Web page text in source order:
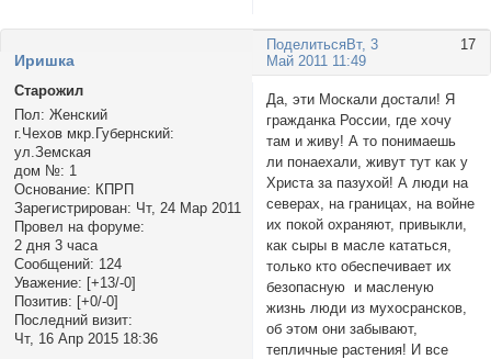
Поделиться 17
Вт, 3
Май 2011 11:49
Иришка
Старожил
Пол: Женский
г.Чехов мкр.Губернский:
ул.Земская
дом №: 1
Основание: КПРП
Зарегистрирован: Чт, 24 Мар 2011
Провел на форуме:
2 дня 3 часа
Сообщений: 124
Уважение: [+13/-0]
Позитив: [+0/-0]
Последний визит:
Чт, 16 Апр 2015 18:36
Да, эти Москали достали! Я
гражданка России, где хочу
там и живу! А то понимаешь
ли понаехали, живут тут как у
Христа за пазухой! А люди на
северах, на границах, на войне
их покой охраняют, привыкли,
как сыры в масле кататься,
только кто обеспечивает их
безопасную и масленую
жизнь люди из мухосрансков,
об этом они забывают,
тепличные растения! И все